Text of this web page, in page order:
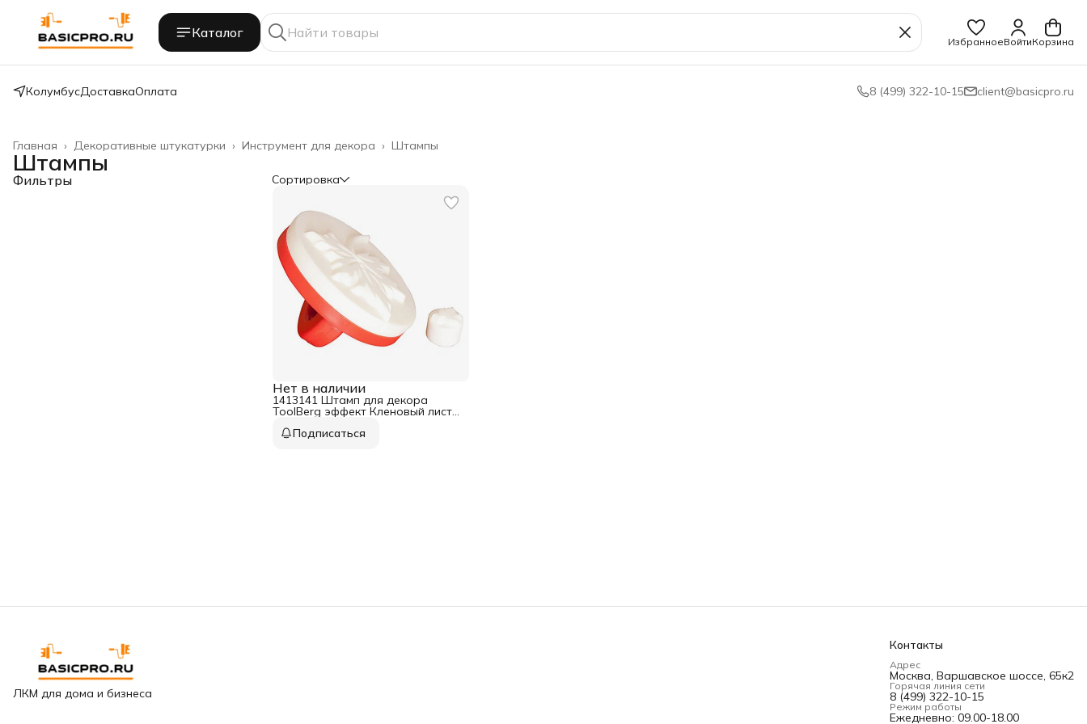
Каталог
ИзбранноеВойтиКорзина
КолумбусДоставкаОплата 8 (499) 322-10-15 client@basicpro.ru
Штампы
Инструмент для декора ›
Декоративные штукатурки ›
Главная ›
Штампы
Фильтры Сортировка
Нет в наличии
1413141 Штамп для декора
ToolBerg эффект Кленовый лист
Подписаться
ЛКМ для дома и бизнеса
Контакты
Адрес
Москва, Варшавское шоссе, 65к2
Горячая линия сети
8 (499) 322-10-15
Режим работы
Ежедневно: 09.00-18.00